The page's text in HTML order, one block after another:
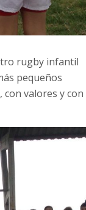
rugby infantil
pequeños
valores y con